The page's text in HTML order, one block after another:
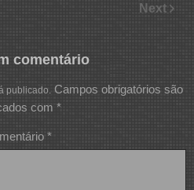
Next
comentário
publicado. Campos obrigatórios são
com *
*